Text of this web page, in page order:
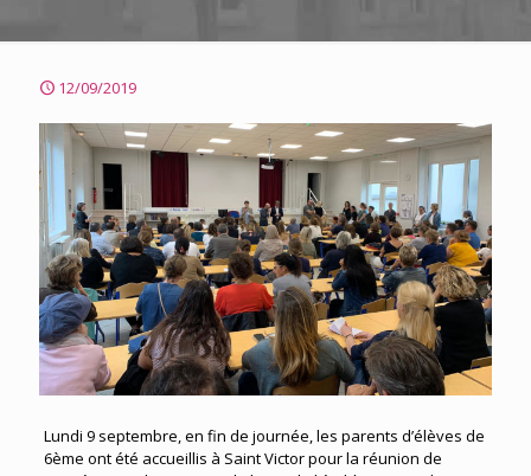
12/09/2019
Lundi 9 septembre, en fin de journée, les parents d’élèves de
6ème ont été accueillis à Saint Victor pour la réunion de